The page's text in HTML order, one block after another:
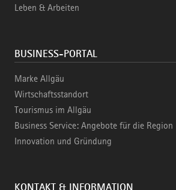
Leben & Arbeiten
BUSINESS-PORTAL
Marke Allgäu
Wirtschaftsstandort
Tourismus im Allgäu
Business Service: Angebote für die Region
Innovation und Gründung
KONTAKT & INFORMATION